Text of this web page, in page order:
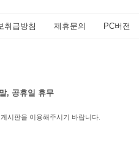
취급방침 제휴문의 PC버전
, 공휴일 휴무
시판을 이용해주시기 바랍니다.